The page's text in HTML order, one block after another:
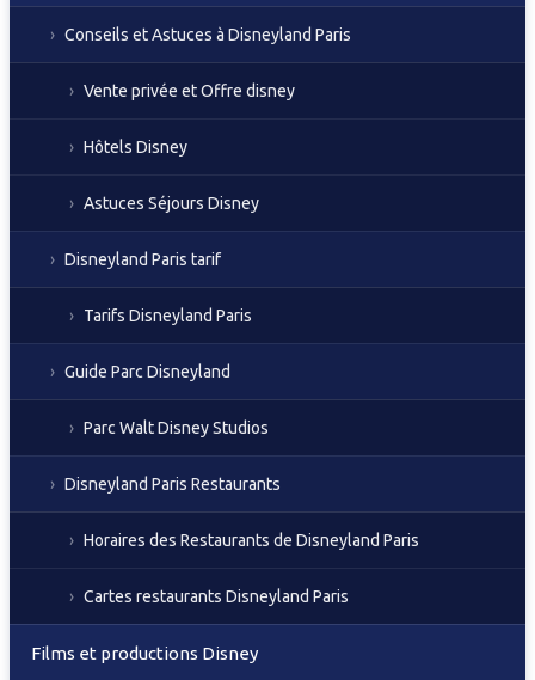
Conseils et Astuces à Disneyland Paris
Vente privée et Offre disney
Hôtels Disney
Astuces Séjours Disney
Disneyland Paris tarif
Tarifs Disneyland Paris
Guide Parc Disneyland
Parc Walt Disney Studios
Disneyland Paris Restaurants
Horaires des Restaurants de Disneyland Paris
Cartes restaurants Disneyland Paris
Films et productions Disney